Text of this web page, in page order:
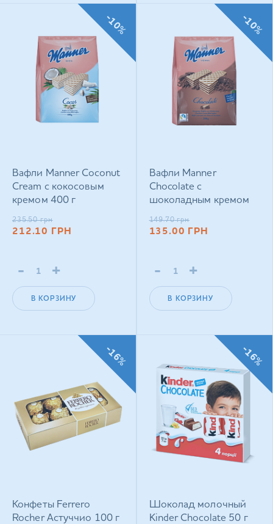
Вафли Manner Coconut
Cream с кокосовым
кремом 400 г
235.50 грн
212.10 ГРН
- +
В КОРЗИНУ
-10%
Вафли Manner
Chocolate с
шоколадным кремом
149.70 грн
135.00 ГРН
- +
В КОРЗИНУ
-10%
Конфеты Ferrero
Rocher Астуччио 100 г
-16%
Шоколад молочный
Kinder Chocolate 50 г
-16%